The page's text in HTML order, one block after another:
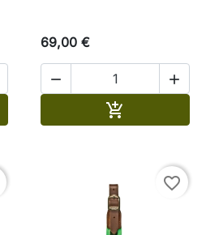
69,00 €
 

favorite_border